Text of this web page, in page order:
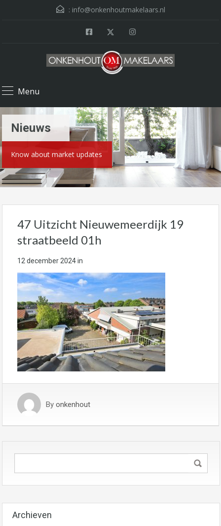
: info@onkenhoutmakelaars.nl
Menu
Nieuws
Know about market updates
47 Uitzicht Nieuwemeerdijk 19
straatbeeld 01h
12 december 2024in
By onkenhout
Archieven